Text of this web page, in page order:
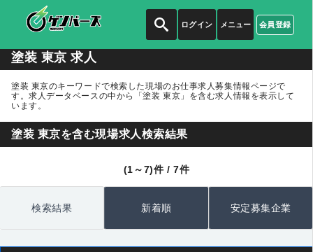
ログイン 会員登録
メニュー
塗装 東京 求人
塗装 東京のキーワードで検索した現場のお仕事求人募集情報ページで
す。求人データベースの中から
「塗装 東京」 を含む求人情報を表示して
います。
塗装 東京を含む現場求人検索結果
(1～7)件 / 7件
検索結果 新着順 安定募集企業